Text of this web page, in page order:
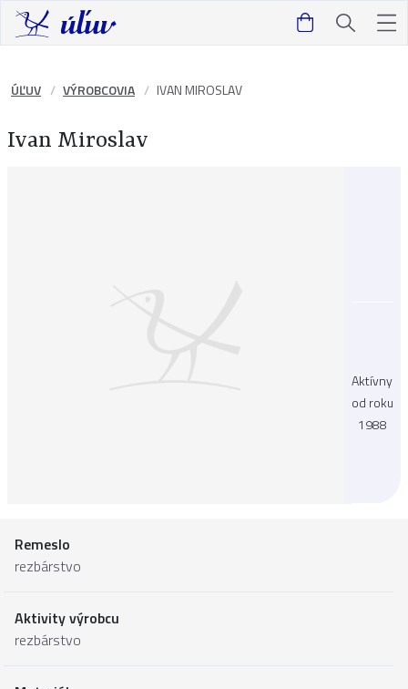
ÚĽUV VÝROBCOVIA IVAN MIROSLAV
Ivan Miroslav
Aktívny
od roku
1988
Remeslo
rezbárstvo
Aktivity výrobcu
rezbárstvo